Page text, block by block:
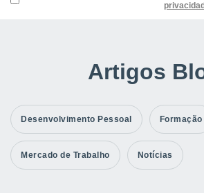
Artigos
Desenvolvimento Pessoal Formação
Mercado de Trabalho Notícias